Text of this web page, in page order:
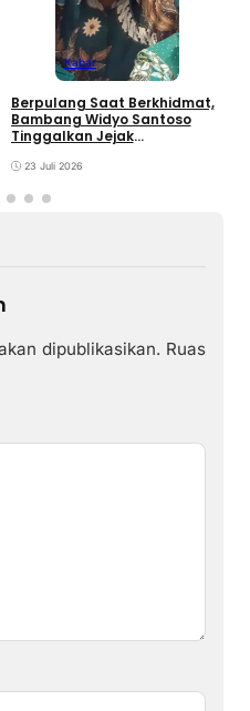
Kabar
Berpulang Saat Berkhidmat,
Bambang Widyo Santoso
Tinggalkan Jejak
Muhammadiyah Babat
23 Juli 2026
dipublikasikan. Ruas